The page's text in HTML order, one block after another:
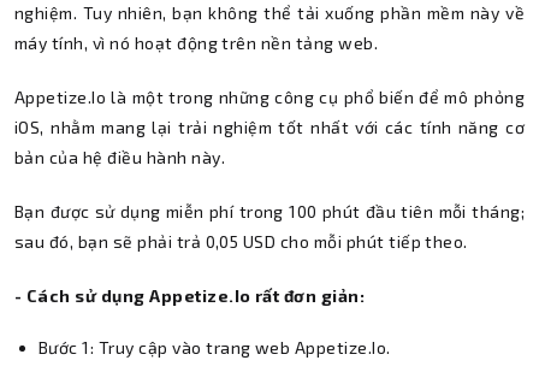
nghiệm. Tuy nhiên, bạn không thể tải xuống phần mềm này về
máy tính, vì nó hoạt động trên nền tảng web.
Appetize.Io là một trong những công cụ phổ biến để mô phỏng
iOS, nhằm mang lại trải nghiệm tốt nhất với các tính năng cơ
bản của hệ điều hành này.
Bạn được sử dụng miễn phí trong 100 phút đầu tiên mỗi tháng;
sau đó, bạn sẽ phải trả 0,05 USD cho mỗi phút tiếp theo.
- Cách sử dụng Appetize.Io rất đơn giản:
Bước 1: Truy cập vào trang web Appetize.Io.